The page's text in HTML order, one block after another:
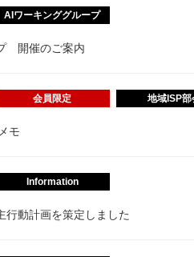
AIワーキンググループ
開催のご案内
会員限定 地域ISP部
モ
Information
行動計画を策定しました